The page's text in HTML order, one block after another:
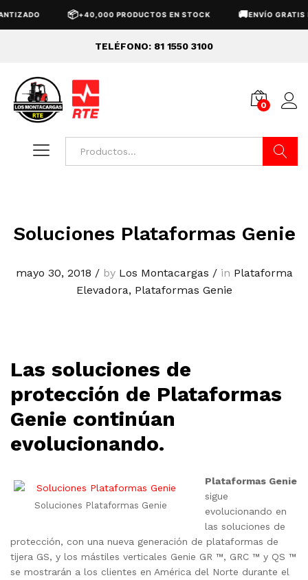
📦+40,000 PRODUCTOS EN STOCK 🚚ENVÍO GRATIS
TELÉFONO: 81 1550 3100
0
Soluciones Plataformas Genie
mayo 30, 2018 /by Los Montacargas /in Plataforma
Elevadora, Plataformas Genie
Las soluciones de
protección de Plataformas
Genie continúan
evolucionando.
Soluciones Plataformas Genie
Plataformas Genie
sigue
evolucionando en
las soluciones de
protección, con una nueva generación de plataformas de
tijera GS, y los mástiles verticales Genie GR ™, GRC ™ y QS ™
se mostrarán a los clientes en América del Norte durante el